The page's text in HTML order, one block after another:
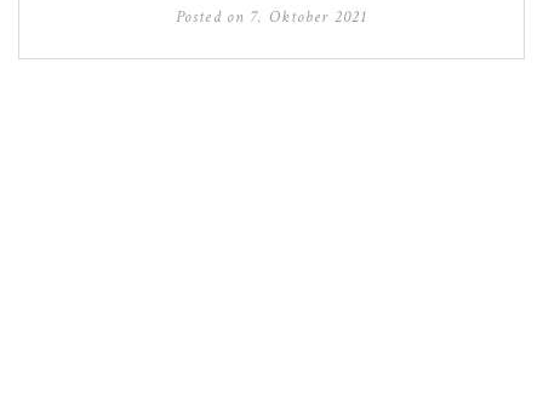
Posted on 7. Oktober 2021